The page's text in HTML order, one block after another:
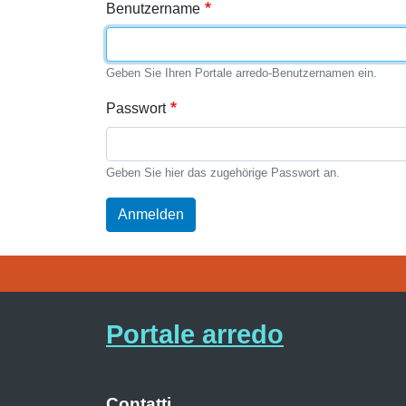
Benutzername
Geben Sie Ihren Portale arredo-Benutzernamen ein.
Passwort
Geben Sie hier das zugehörige Passwort an.
Anmelden
Portale arredo